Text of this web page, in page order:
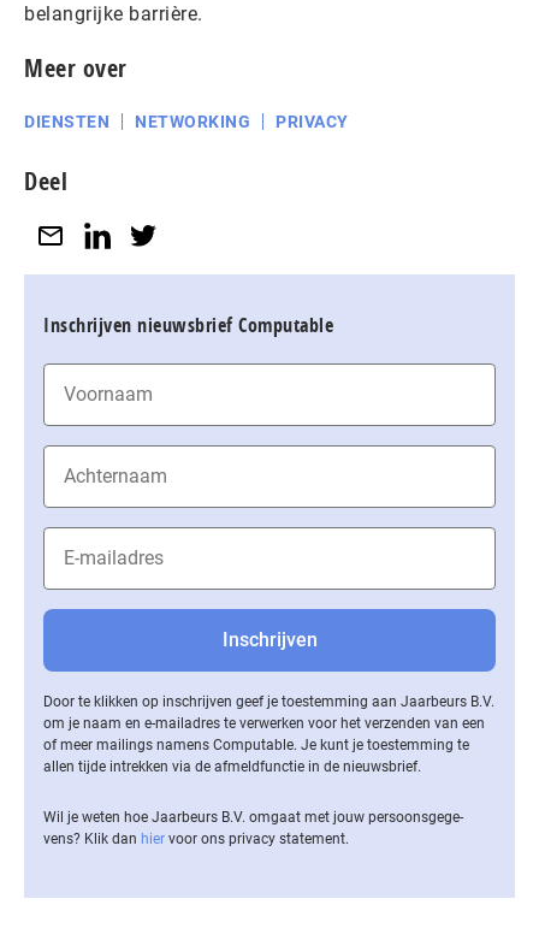
belangrijke barrière.
Meer over
DIENSTEN NETWORKING PRIVACY
Deel
Inschrijven nieuwsbrief Computable
Door te klikken op inschrijven geef je toestemming aan Jaarbeurs B.V.
om je naam en e-mailadres te verwerken voor het verzenden van een
of meer mailings namens Computable. Je kunt je toestemming te
allen tijde intrekken via de af­meld­func­tie in de nieuwsbrief.
Wil je weten hoe Jaarbeurs B.V. omgaat met jouw per­soons­ge­ge­
vens? Klik dan hier voor ons privacy statement.